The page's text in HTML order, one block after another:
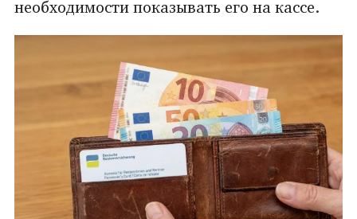
необходимости показывать его на кассе.